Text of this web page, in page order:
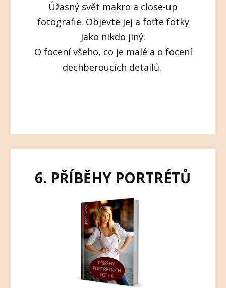
Úžasný svět makro a close-up
fotografie. Objevte jej a foťte fotky
jako nikdo jiný.
O focení všeho, co je malé a o focení
dechberoucích detailů.
6. PŘÍBĚHY PORTRÉTŮ